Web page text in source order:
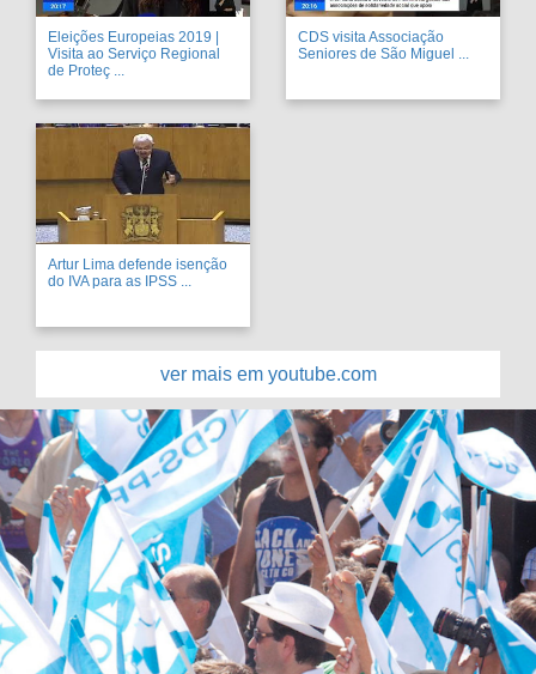
Eleições Europeias 2019 |
Visita ao Serviço Regional
de Proteç ...
CDS visita Associação
Seniores de São Miguel ...
Artur Lima defende isenção
do IVA para as IPSS ...
ver mais em youtube.com